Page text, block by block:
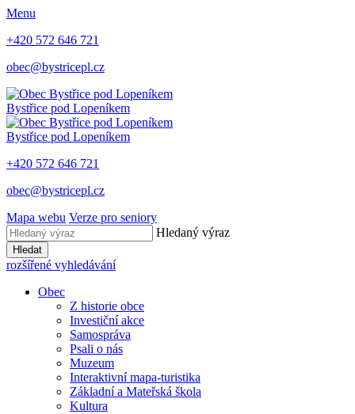
Menu
+420 572 646 721
obec@bystricepl.cz
Bystřice pod Lopeníkem
Bystřice pod Lopeníkem
+420 572 646 721
obec@bystricepl.cz
Mapa webu Verze pro seniory
Hledaný výraz
Hledat
rozšířené vyhledávání
Obec
Z historie obce
Investiční akce
Samospráva
Psali o nás
Muzeum
Interaktivní mapa-turistika
Základní a Mateřská škola
Kultura